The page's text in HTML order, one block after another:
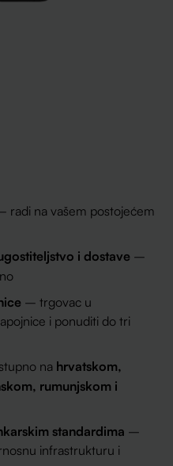
radi na vašem postojećem
i dostave –
– trgovac u
i ponuditi do tri
na hrvatskom,
rumunjskom i
standardima –
infrastrukturu i